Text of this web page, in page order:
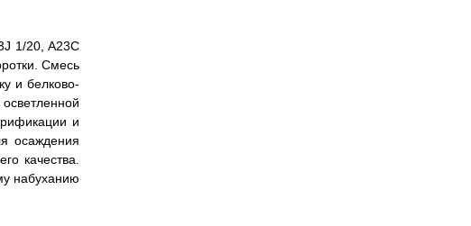
1/20, А23С
Смесь
и белково-
и
осаждения
качества.
набуханию